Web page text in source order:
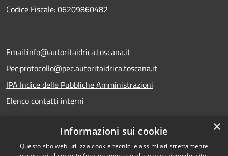
Codice Fiscale: 06209860482
Email:info@autoritaidrica.toscana.it
Pec:protocollo@pec.autoritaidrica.toscana.it
IPA Indice delle Pubbliche Amministrazioni
Elenco contatti interni
Dichiarazione accessibilità
×
Informazioni sui cookie
Questo sito web utilizza cookie tecnici e assimilati strettamente